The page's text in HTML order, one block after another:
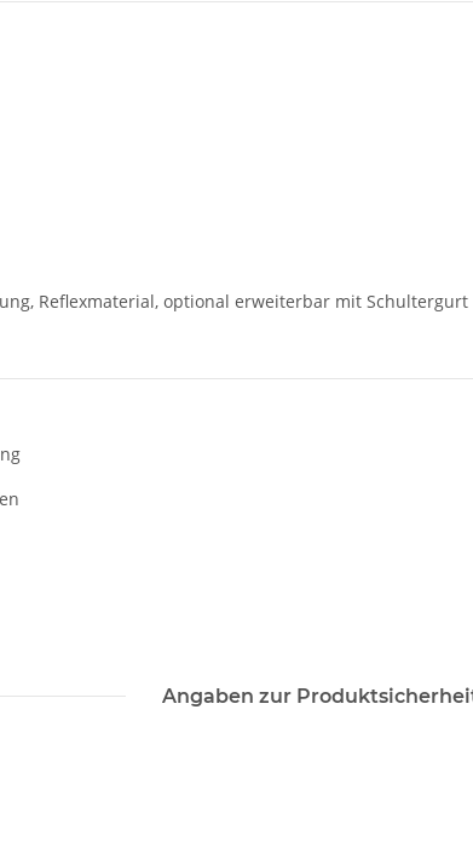
Reflexmaterial, optional erweiterbar mit Schultergurt
Angaben zur